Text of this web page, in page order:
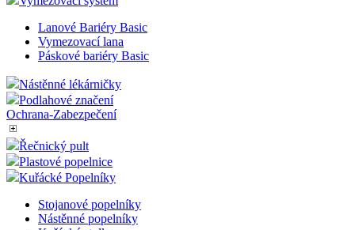
Transport-Skladování
Výstražné ochranné profily
Bezpečnostní tabulky
Speciální pásky
Vymezovací systém
Vymezovací lana
Páskové bariéry Basic
Podlahové značení
Ochrana-Zabezpečení